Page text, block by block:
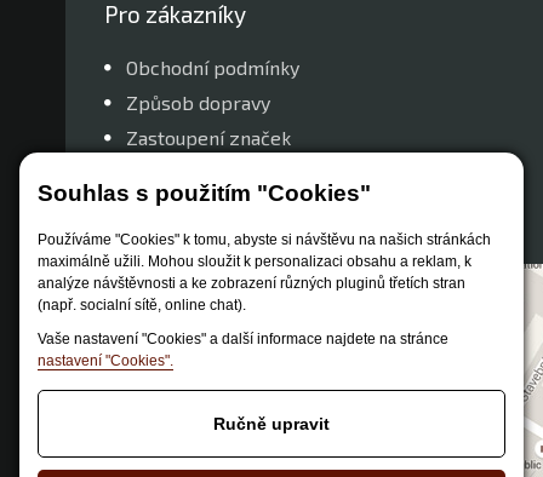
Souhlas s použitím "Cookies"
Používáme "Cookies" k tomu, abyste si návštěvu na našich stránkách
maximálně užili. Mohou sloužit k personalizaci obsahu a reklam, k
analýze návštěvnosti a ke zobrazení různých pluginů třetích stran
(např. socialní sítě, online chat).
Vaše nastavení "Cookies" a další informace najdete na stránce
nastavení "Cookies".
Ručně upravit
Pro zákazníky
Obchodní podmínky
Způsob dopravy
Zastoupení značek
Nastavení soukromí